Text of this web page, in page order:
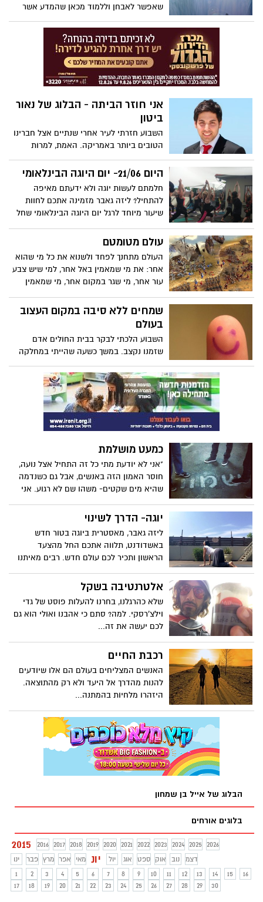
שאפשר לאבחן וללמוד מכאן שהמדע אשר
עדין רחוק מלפתור אפילו את תעלומת גוף
האדם, בוודאי ובוודאי רחוק עד מאוד
מלמדוד, להבין, לתפוס ולאבחן את היקום. ולו
כדי לענות על שאלה בסיסית ומרתקת : האם
מבין כל האינסוף כוכבים, ישנה אפשרות
לקיומו של כוכב עדין נוסף כמו שלנו ביקום, בו
אני חוזר הביתה - הבלוג של נאור
ביטון
השבוע חזרתי לעיר אחרי שנתיים אצל חברינו
הטובים ביותר באמריקה. האמת, למרות
הנוחות שבחיים בוושינגטון, ניו יורק
ובמיניאפוליס, התגעגעתי למדינה שלנו
היום 21/06- יום היוגה הבינלאומי
חלמתם לעשות יוגה ולא ידעתם מאיפה
להתחיל? ליזה גאבר מזמינה אתכם לחוות
שיעור מיוחד לרגל יום היוגה הבינלאומי שחל
מבחינת שעות אור והזדמנות מצוינת לצאת
עולם מטומטם
העולם מתחנך לפחד ולשנוא את כל מי שהוא
אחר: את מי שמאמין באל אחר, למי שיש צבע
עור אחר, מי שגר במקום אחר, מי שמאמין
מי שאוהד קבוצה אחרת ועוד ועוד. המנהיגות
למדה לשלוט בעולם ע"י הנחלת הפחד
והשנאה בנתיניה, כך הם משפיטים אוכלוסיות
שלמות, כך הם צוברים כוח, כך הם בורחים
מהאחריות להעניק לנתיניהם איכות חיים
וכתחליף הם מאכלים אותם בשנאה.
שמחים ללא סיבה במקום העצוב
בעולם
השבוע הלכתי לבקר בבית החולים אדם
שזמנו נקצב. במשך כשעה שהייתי במחלקה
הכי עצובה בעולם, שם נפרדים מדי יום אנשים
מהעולם ויצאתי ממנה עם תובנות חדשות...
כמעט מושלמת
"אני לא יודעת מתי כל זה התחיל אצל נועה,
חוסר האמון הזה באנשים, אבל גם כשנדמה
שהיא מים שקטים- משהו שם לא רגוע. אני
הכמעט מושלמת.
יוגה- הדרך לשינוי
ליזה גאבר, מאסטרית ביוגה בטור חדש
באשדודנט, תלווה אתכם החל מהצעד
הראשון ותכיר לכם עולם חדש. רבים מאיתנו
מה גם שהתרגלנו לחשוב שעל מנת להיכנס
לכושר ולחטב את הגוף עלינו לבצע לרוב
פעילות אירובית ו/ או להרים משקולות בחדר
הכושר. אז מהי יוגה וכיצד מתחילים? הכל כאן
בליווי אישי.
אלטרנטיבה בשקל
שלא כהרגלנו, בחרנו להעלות פוסט של גדי
וילצ'רסקי. למה? סתם כי אהבנו ואולי הוא גם
לכם יעשה את זה...
רכבת החיים
האנשים המצליחים בעולם הם אלו שיודעים
להנות מהדרך אל היעד ולא רק מהתוצאה.
היזהרו מלחיות בהמתנה...
הבלוג של אייל בן שמחון
בלוגים אורחים
2015 2016 2017 2018 2019 2020 2021 2022 2023 2024 2025
2026
ינו
פבר מרץ אפר מאי יונ יול אוג ספט אוק נוב
דצמ
1
2 3 4 5 6 7 8 9 10 11 12 13 14 15
16
17
18 19 20 21 22 23 24 25 26 27 28 29 30